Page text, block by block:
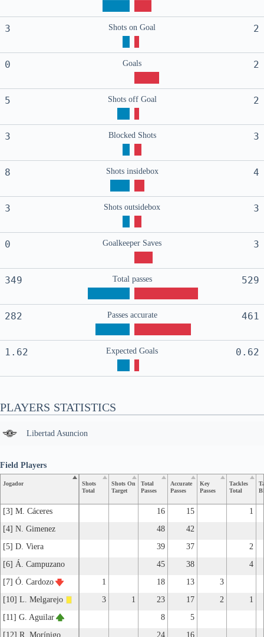
3 Shots on Goal 2
0 Goals 2
5 Shots off Goal 2
3 Blocked Shots 3
8 Shots insidebox 4
3 Shots outsidebox 3
0 Goalkeeper Saves 3
349 Total passes 529
282 Passes accurate 461
1.62 Expected Goals 0.62
PLAYERS STATISTICS
Libertad Asuncion
Jogador
Shots
Total
Shots On
Target
Total
Passes
Accurate
Passes
Key
Passes
Tackles
Total
[3] M. Cáceres 16 15
1
[4] N. Gimenez
48
42
[5] D. Viera
39 37
2
[6] Á. Campuzano
45 38
4
[7] Ó. Cardozo
1 18 13
3
[10] L. Melgarejo
3 1 23 17 2
1
[11] G. Aguilar
8
5
[12] R. Morínigo
24 16
Field Players